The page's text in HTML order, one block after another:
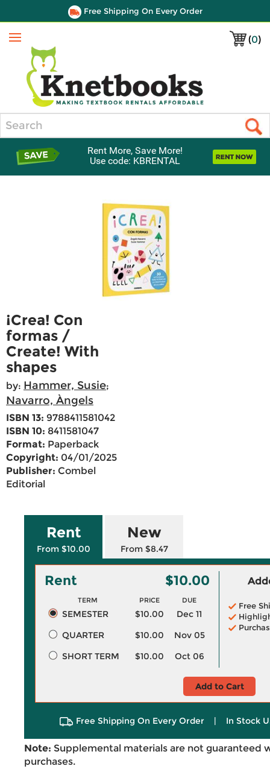
Free Shipping On Every Order
(0)
Menu
Rent More, Save More!
Use code: KBRENTAL
¡Crea! Con
formas /
Create! With
shapes
by: Hammer, Susie;
Navarro, Àngels
ISBN 13: 9788411581042
ISBN 10: 8411581047
Format: Paperback
Copyright: 04/01/2025
Publisher: Combel
Editorial
Rent
From $10.00
New
From $8.47
Rent $10.00
TERM PRICE DUE
SEMESTER $10.00
Dec 11
QUARTER
$10.00
Nov 05
SHORT TERM
$10.00 Oct 06
Free
Add to Cart
Free Shipping On Every Order | In Stock
Note: Supplemental materials are not guaranteed
purchases.